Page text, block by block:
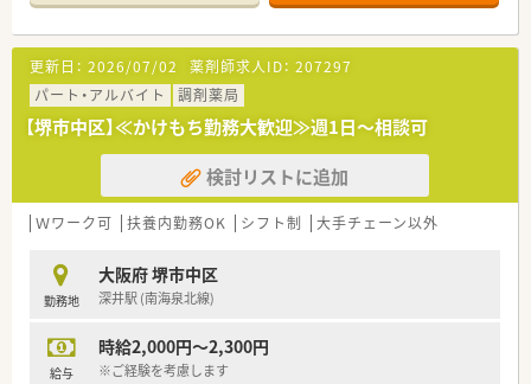
・・・こんな方におすすめ！・・・
■お子様やご家族の関係から、時間制約を設けて働きたい方
■地域の患者様のために、地元密着な働き方をしたい方
■複数科目応需で様々な処方に携わりたい方
■社長や経営層の方々と近い距離で働きたい方
更新日： 2026/07/02 薬剤師求人ID： 207297
パート・アルバイト
調剤薬局
【堺市中区】≪かけもち勤務大歓迎≫週1日～相談可
検討リストに追加
Ｗワーク可 扶養内勤務OK シフト制 大手チェーン以外
勤務地
大阪府 堺市中区
深井駅 (南海泉北線)
給与
時給2,000円～2,300円
※ご経験を考慮します